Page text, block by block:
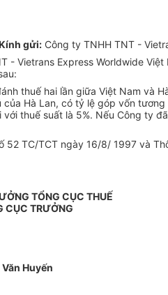
gửi: Công ty TNHH TNT -
Vietrans Express Worldwide
thuế hai lần giữa Việt Nam và
Hà Lan, có tỷ lệ góp vốn
thuế suất là 5%. Nếu Công
52 TC/TCT ngày 16/8/ 1997 và
TỔNG CỤC THUẾ
CỤC TRƯỞNG
Huyến